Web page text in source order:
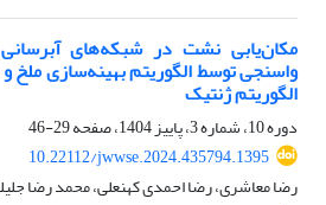
مکان‌یابی نشت در شبکه‌های آبرسانی
الگوریتم ژنتیک
دوره 10، شماره 3، پاییز 1404، صفحه
29-46
10.22112/jwwse.2024.435794.1395
رضا معاشری، رضا احمدی کهنعلی، محمد رضا